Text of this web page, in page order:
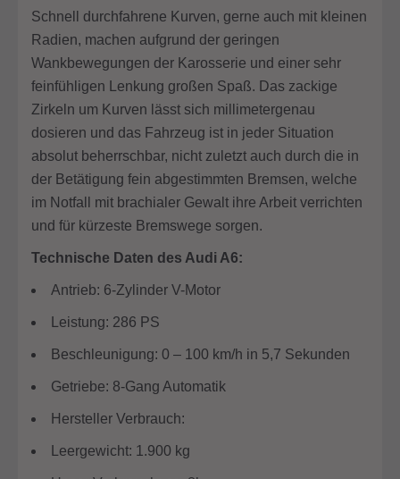
Schnell durchfahrene Kurven, gerne auch mit kleinen
Radien, machen aufgrund der geringen
Wankbewegungen der Karosserie und einer sehr
feinfühligen Lenkung großen Spaß. Das zackige
Zirkeln um Kurven lässt sich millimetergenau
dosieren und das Fahrzeug ist in jeder Situation
absolut beherrschbar, nicht zuletzt auch durch die in
der Betätigung fein abgestimmten Bremsen, welche
im Notfall mit brachialer Gewalt ihre Arbeit verrichten
und für kürzeste Bremswege sorgen.
Technische Daten des Audi A6:
Antrieb: 6-Zylinder V-Motor
Leistung: 286 PS
Beschleunigung: 0 – 100 km/h in 5,7 Sekunden
Getriebe: 8-Gang Automatik
Hersteller Verbrauch:
Leergewicht: 1.900 kg